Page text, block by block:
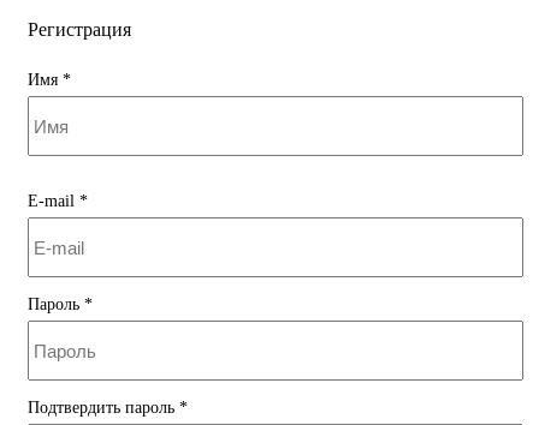
Регистрация
Имя *
E-mail *
Пароль *
Подтвердить пароль *